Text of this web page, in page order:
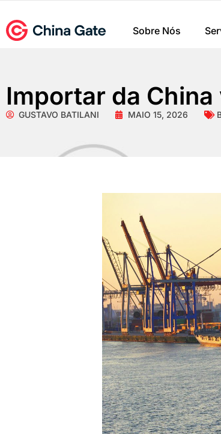
Sobre Nós
Importar da China
GUSTAVO BATILANI MAIO 15, 2026